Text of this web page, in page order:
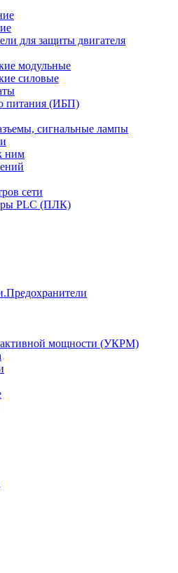
для защиты двигателя
модульные
силовые
питания (ИБП)
сигнальные лампы
ним
сети
PLC (ПЛК)
мощности (УКРМ)